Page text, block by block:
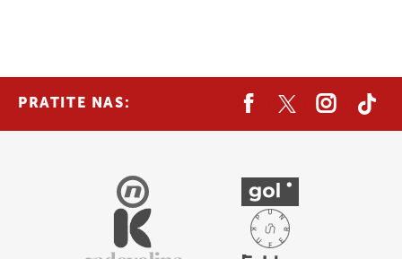
PRATITE NAS: